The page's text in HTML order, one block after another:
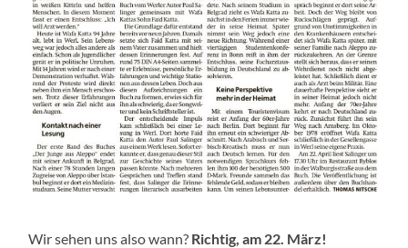
Wir sehen uns also wann? Richtig, am 22. März!